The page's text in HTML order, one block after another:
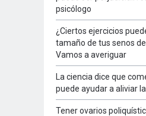
psicólogo
¿Ciertos ejercicios
tamaño de tus senos
Vamos a averiguar
La ciencia dice que
puede ayudar a aliviar
Tener ovarios